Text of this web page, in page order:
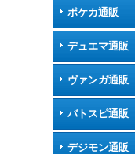
ポケカ通販
デュエマ通販
ヴァンガ通販
バトスピ通販
デジモン通販